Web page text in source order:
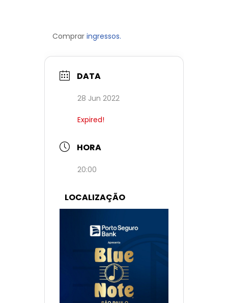
Comprar ingressos.
DATA
28 Jun 2022
Expired!
HORA
20:00
LOCALIZAÇÃO